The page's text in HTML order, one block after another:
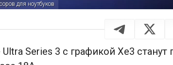
для ноутбуков
Series 3 с графикой Xe3